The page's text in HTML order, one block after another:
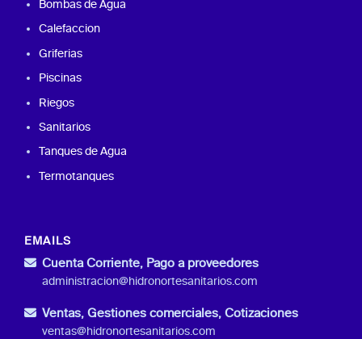
Bombas de Agua
Calefaccion
Griferias
Piscinas
Riegos
Sanitarios
Tanques de Agua
Termotanques
EMAILS
Cuenta Corriente, Pago a proveedores
administracion@hidronortesanitarios.com
Ventas, Gestiones comerciales, Cotizaciones
ventas@hidronortesanitarios.com